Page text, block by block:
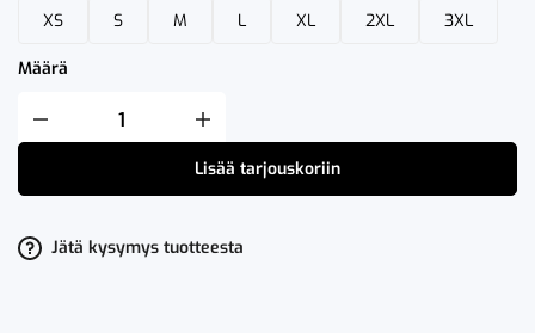
XS S M L XL 2XL 3XL
Määrä
Fristads
Flamestat
MOFN
Lisää tarjouskoriin
Jätä kysymys tuotteesta